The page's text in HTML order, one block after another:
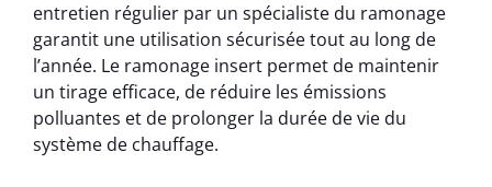
entretien régulier par un spécialiste du ramonage
garantit une utilisation sécurisée tout au long de
l’année. Le ramonage insert permet de maintenir
un tirage efficace, de réduire les émissions
polluantes et de prolonger la durée de vie du
système de chauffage.